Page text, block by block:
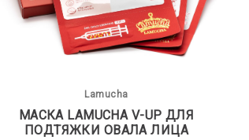
Lamucha
МАСКА LAMUCHA V-UP ДЛЯ
ПОДТЯЖКИ ОВАЛА ЛИЦА